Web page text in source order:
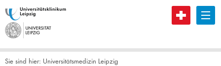
B
Sie sind hier: Universitätsmedizin Leipzig